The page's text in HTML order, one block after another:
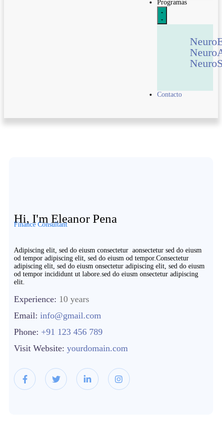
Programas
Contacto
Hi, I'm Eleanor Pena
Finance Consultant
Adipiscing elit, sed do eiusm consectetur aonsectetur sed do eiusm
od tempor adipiscing elit, sed do eiusm od tempor.Consectetur
adipiscing elit, sed do eiusm onsectetur adipiscing elit, sed do eiusm
od tempor incididunt ut labore.sed do eiusm onsectetur adipiscing
elit.
Experience: 10 years
Email: info@gmail.com
Phone: +91 123 456 789
Visit Website: yourdomain.com